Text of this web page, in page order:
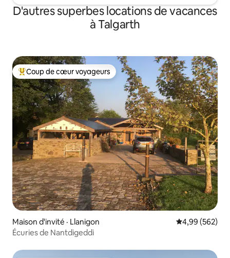
D'autres superbes locations de vacances
à Talgarth
Coup de cœur voyageurs parmi les plus aimés
Coup de cœur voyageurs
Maison d'invité · Llanigon Note
4,99 (562)
Écuries de Nantdigeddi